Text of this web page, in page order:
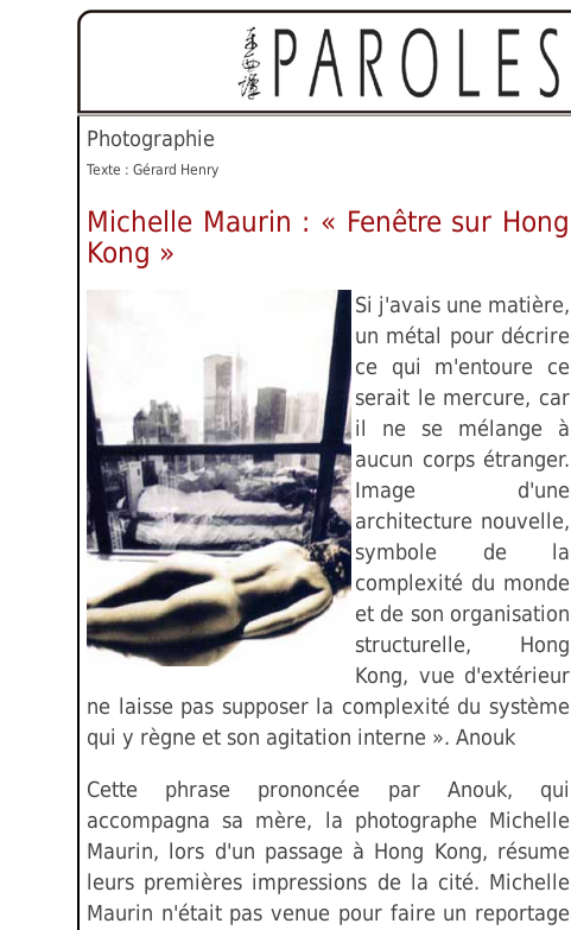
Photographie
Texte : Gérard Henry
Michelle Maurin : « Fenêtre sur Hong
Kong »
Si j'avais une matière,
un métal pour décrire
ce qui m'entoure ce
serait le mercure, car
il ne se mélange à
aucun corps étranger.
Image d'une
architecture nouvelle,
symbole de la
complexité du monde
et de son organisation
structurelle, Hong
Kong, vue d'extérieur
ne laisse pas supposer la complexité du système
qui y règne et son agitation interne ». Anouk
Cette phrase prononcée par Anouk, qui
accompagna sa mère, la photographe Michelle
Maurin, lors d'un passage à Hong Kong, résume
leurs premières impressions de la cité. Michelle
Maurin n'était pas venue pour faire un reportage